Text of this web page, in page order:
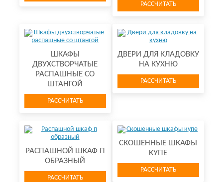
РАССЧИТАТЬ
ШКАФЫ
ДВУХСТВОРЧАТЫЕ
РАСПАШНЫЕ СО
ШТАНГОЙ
РАССЧИТАТЬ
ДВЕРИ ДЛЯ КЛАДОВКУ
НА КУХНЮ
РАССЧИТАТЬ
РАСПАШНОЙ ШКАФ П
ОБРАЗНЫЙ
РАССЧИТАТЬ
СКОШЕННЫЕ ШКАФЫ
КУПЕ
РАССЧИТАТЬ